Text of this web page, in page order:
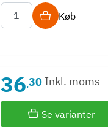
Køb
36,30 Inkl. moms
Se varianter